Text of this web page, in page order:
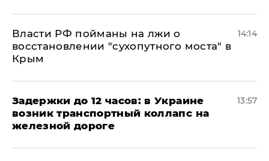
Власти РФ пойманы на лжи о
восстановлении "сухопутного моста" в
Крым
14:14
Задержки до 12 часов: в Украине
возник транспортный коллапс на
железной дороге
13:57